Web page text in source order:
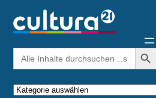
Inhalt
springen
Search
for:
Search Button
Kategorien